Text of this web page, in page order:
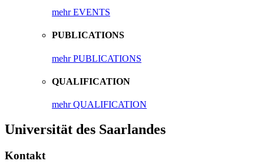
mehr EVENTS
PUBLICATIONS
mehr PUBLICATIONS
QUALIFICATION
mehr QUALIFICATION
Universität des Saarlandes
Kontakt